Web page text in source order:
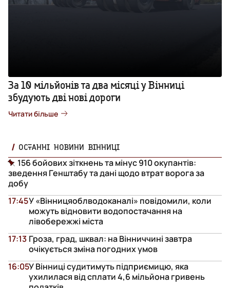
За 10 мільйонів та два місяці у Вінниці
збудують дві нові дороги
Читати більше
ОСТАННІ НОВИНИ ВІННИЦІ
156 бойових зіткнень та мінус 910 окупантів:
зведення Генштабу та дані щодо втрат ворога за
добу
У «Вінницяоблводоканалі» повідомили, коли
можуть відновити водопостачання на
лівобережжі міста
17:45
Гроза, град, шквал: на Вінниччині завтра
очікується зміна погодних умов
17:13
У Вінниці судитимуть підприємицю, яка
ухилилася від сплати 4,6 мільйона гривень
16:05